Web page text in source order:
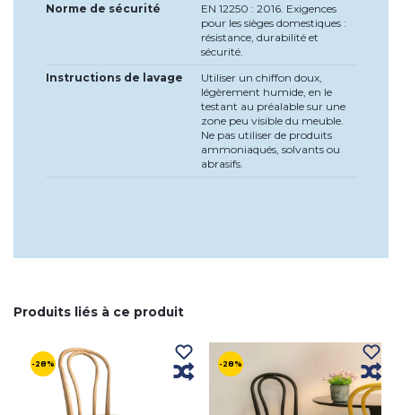
Norme de sécurité
EN 12250 : 2016. Exigences
pour les sièges domestiques :
résistance, durabilité et
sécurité.
Instructions de lavage
Utiliser un chiffon doux,
légèrement humide, en le
testant au préalable sur une
zone peu visible du meuble.
Ne pas utiliser de produits
ammoniaqués, solvants ou
abrasifs.
Produits liés à ce produit
-28% -28%